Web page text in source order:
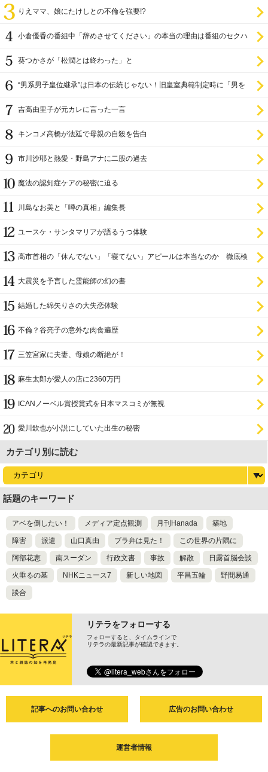
りえママ、娘にたけしとの不倫を強要!?
小倉優香の番組中「辞めさせてください」の本当の理由は番組のセクハ
葵つかさが「松潤とは終わった」と
“男系男子皇位継承”は日本の伝統じゃない！旧皇室典範制定時に「男を
吉高由里子が元カレに言った一言
キンコメ高橋が法廷で母親の自殺を告白
市川沙耶と熱愛・野島アナに二股の過去
魔法の認知症ケアの秘密に迫る
川島なお美と「噂の真相」編集長
ユースケ・サンタマリアが語るうつ体験
高市首相の「休んでない」「寝てない」アピールは本当なのか 徹底検
大震災を予言した霊能師の幻の書
結婚した綿矢りさの大失恋体験
不倫？谷亮子の意外な肉食遍歴
三笠宮家に夫妻、母娘の断絶が！
麻生太郎が愛人の店に2360万円
ICANノーベル賞授賞式を日本マスコミが無視
愛川欽也が小説にしていた出生の秘密
カテゴリ別に読む
話題のキーワード
アベを倒したい！ メディア定点観測 月刊Hanada 築地
障害 派遣 山口真由 ブラ弁は見た！ この世界の片隅に
阿部花恵 南スーダン 行政文書 事故 解散 日露首脳会談
火垂るの墓 NHKニュース7 新しい地図 平昌五輪 野間易通
談合
リテラをフォローする
フォローすると、タイムラインで
リテラの最新記事が確認できます。
記事へのお問い合わせ 広告のお問い合わせ
運営者情報